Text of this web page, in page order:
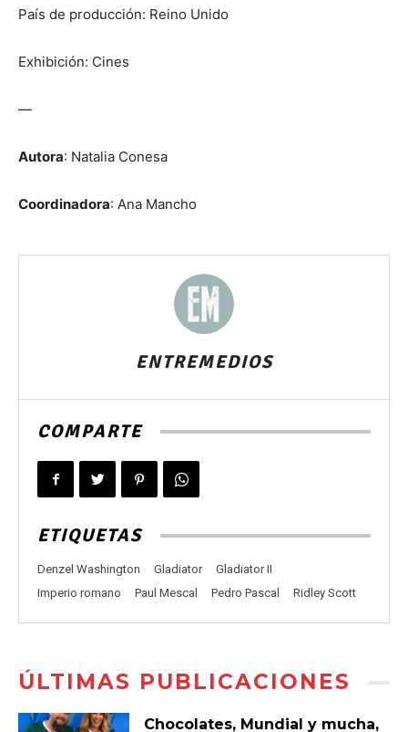
País de producción: Reino Unido
Exhibición: Cines
—
Autora: Natalia Conesa
Coordinadora: Ana Mancho
ENTREMEDIOS
COMPARTE
ETIQUETAS
Denzel Washington Gladiator
Gladiator II
Imperio romano
Paul Mescal Pedro Pascal Ridley Scott
ÚLTIMAS PUBLICACIONES
Chocolates, Mundial y mucha,